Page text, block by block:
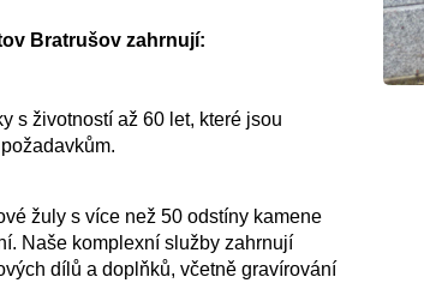
Bratrušov zahrnují:
s životností až 60 let, které jsou
žuly s více než 50 odstíny kamene
Naše komplexní služby zahrnují
dílů a doplňků, včetně gravírování